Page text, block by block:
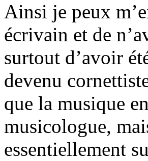
Ainsi je peux
écrivain et de
surtout d’avoir
devenu
que la musique
musicologue,
essentiellement